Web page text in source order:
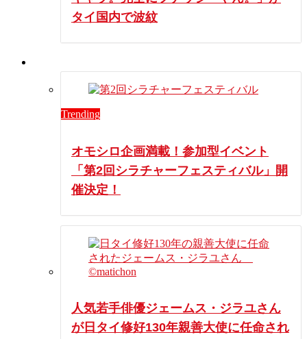
タイ国内で波紋
Trending
オモシロ企画満載！参加型イベント
「第2回シラチャーフェスティバル」開
催決定！
人気若手俳優ジェームス・ジラユさん
が日タイ修好130年親善大使に任命され